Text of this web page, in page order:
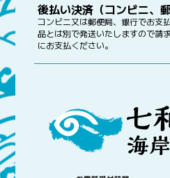
後払い決済（コンビニ、
コンビニ又は郵便局、銀行でお支
品とは別で発送いたしますので請
にお支払ください。